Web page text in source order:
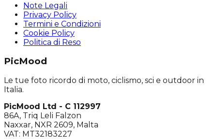
Note Legali
Privacy Policy
Termini e Condizioni
Cookie Policy
Politica di Reso
PicMood
Le tue foto ricordo di moto, ciclismo, sci e outdoor in
Italia.
PicMood Ltd - C 112997
86A, Triq Leli Falzon
Naxxar, NXR 2609, Malta
VAT: MT32183227